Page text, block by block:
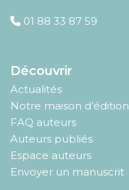
01 88 33 87 59
Découvrir
Actualités
Notre maison d’édition
FAQ auteurs
Auteurs publiés
Espace auteurs
Envoyer un manuscrit